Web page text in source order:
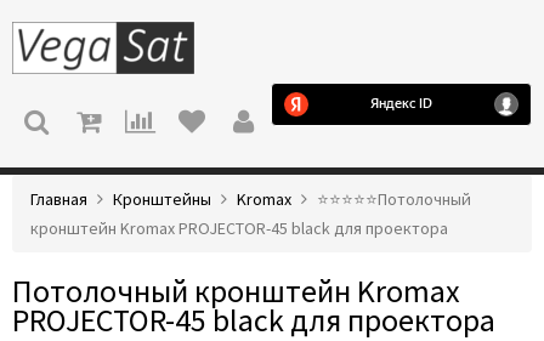
МЕНЮ
Главная Кронштейны Kromax
⭐️⭐️⭐️⭐️⭐️Потолочный
кронштейн Kromax PROJECTOR-45 black для проектора
Потолочный кронштейн Kromax
PROJECTOR-45 black для проектора